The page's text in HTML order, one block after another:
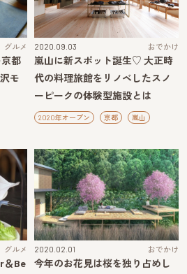
グルメ
京都
モ
2020.09.03 おでかけ
嵐山に新スポット誕生♡ 大正時
代の料理旅館をリノベしたスノ
ーピークの体験型施設とは
2020年オープン 京都 嵐山
グルメ
＆Be
2020.02.01 おでかけ
今年のお花見は桜を独り占めし